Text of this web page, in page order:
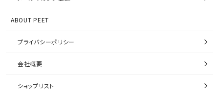
ABOUT PEET
プライバシーポリシー
会社概要
ショップリスト